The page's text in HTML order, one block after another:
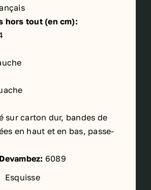
hors tout (en cm):
sur carton dur, bandes de
en haut et en bas, passe-
6089
Esquisse